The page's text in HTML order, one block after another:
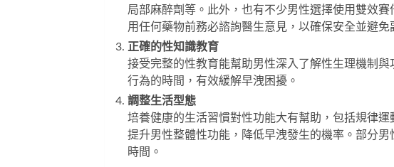
局部麻醉劑等。此外，也有不少男性選擇使用雙效賽
用任何藥物前務必諮詢醫生意見，以確保安全並避免
正確的性知識教育
接受完整的性教育能幫助男性深入了解性生理機制
行為的時間，有效緩解早洩困擾。
調整生活型態
培養健康的生活習慣對性功能大有幫助，包括規律
提升男性整體性功能，降低早洩發生的機率。部分男
時間。